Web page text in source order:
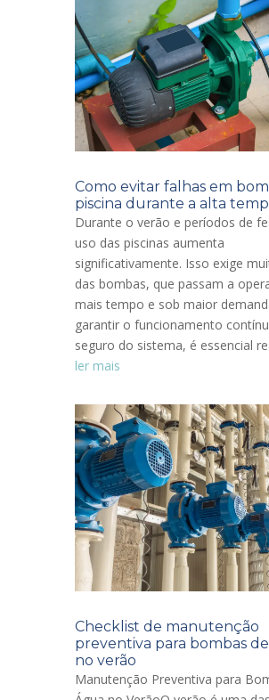
Como evitar falhas em
piscina durante a alta
Durante o verão e períodos de
uso das piscinas aumenta
significativamente. Isso exige
das bombas, que passam a
mais tempo e sob maior
garantir o funcionamento
seguro do sistema, é essencial
ler mais
Checklist de manutenção
preventiva para bombas
no verão
Manutenção Preventiva para